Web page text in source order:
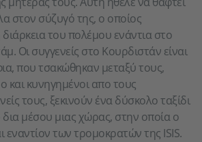
στον σύζυγό της, ο οποίος
του πολέμου ενάντια στο
Οι συγγενείς στο Κουρδιστάν είναι
που τσακώθηκαν μεταξύ τους,
και κυνηγημένοι απο τους
τους, ξεκινούν ένα δύσκολο ταξίδι
μέσου μιας χώρας, στην οποία ο
εναντίον των τρομοκρατών της ISIS.